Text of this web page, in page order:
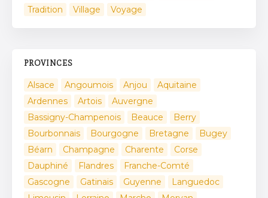
Tradition
Village Voyage
PROVINCES
Alsace Angoumois Anjou
Aquitaine
Ardennes
Artois
Auvergne
Bassigny-Champenois
Beauce
Berry
Bourbonnais
Bourgogne Bretagne
Bugey
Béarn
Champagne Charente
Corse
Dauphiné
Flandres
Franche-Comté
Gascogne
Gatinais Guyenne
Languedoc